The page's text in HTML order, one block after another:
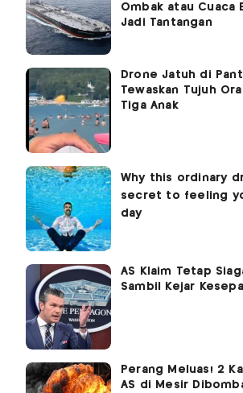
Ombak atau Cuaca
Jadi Tantangan
Drone Jatuh di
Tewaskan Tujuh
Tiga Anak
AS Klaim Tetap
Sambil Kejar
Perang Meluas! 2
AS di Mesir